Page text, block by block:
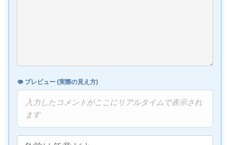
👁️ プレビュー (実際の見え方)
入力したコメントがここにリアルタイムで表示され
ます